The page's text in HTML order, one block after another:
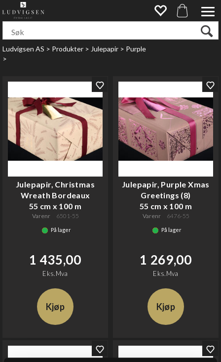
Ludvigsen AS>Produkter> Julepapir>Purple
>
Julepapir, Christmas
Wreath Bordeaux
55 cm x 100 m
Varenr 6501-55
På lager
1 435,00
Eks.Mva
Kjøp
Julepapir, Purple Xmas
Greetings (8)
55 cm x 100 m
Varenr 6476-55
På lager
1 269,00
Eks.Mva
Kjøp